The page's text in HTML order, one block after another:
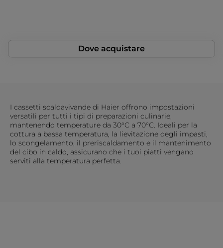
Dove acquistare
I cassetti scaldavivande di Haier offrono impostazioni
versatili per tutti i tipi di preparazioni culinarie,
mantenendo temperature da 30°C a 70°C. Ideali per la
cottura a bassa temperatura, la lievitazione degli impasti,
lo scongelamento, il preriscaldamento e il mantenimento
del cibo in caldo, assicurano che i tuoi piatti vengano
serviti alla temperatura perfetta.